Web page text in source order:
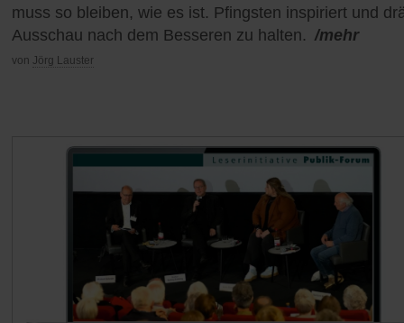
muss so bleiben, wie es ist. Pfingsten inspiriert und
Ausschau nach dem Besseren zu halten. /mehr
von Jörg Lauster